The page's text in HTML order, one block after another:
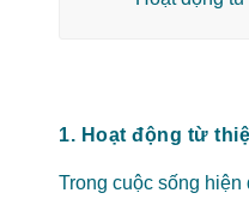
1. Hoạt động từ
Trong cuộc sống